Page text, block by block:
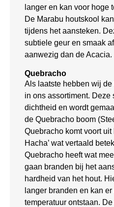
langer en kan voor hoge
De Marabu houtskool
tijdens het aansteken.
subtiele geur en smaak
aanwezig dan de Acacia.
Quebracho
Als laatste hebben wij de
in ons assortiment. Deze
dichtheid en wordt
de Quebracho boom
Quebracho komt voort uit
Hacha’ wat vertaald
Quebracho heeft wat
gaan branden bij het
hardheid van het hout.
langer branden en kan
temperatuur ontstaan.